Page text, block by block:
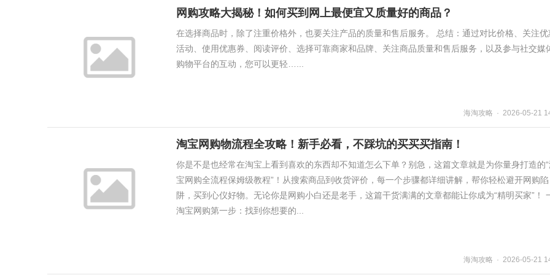
网购攻略大揭秘！如何买到网上最便宜又质量好的商品？
在选择商品时，除了注重价格外，也要关注产品的质量和售后服务。 总结：通过对比价格、关注优
活动、使用优惠券、阅读评价、选择可靠商家和品牌、关注商品质量和售后服务，以及参与社交媒
购物平台的互动，您可以更轻…...
海淘攻略 · 2026-05-21
淘宝网购物流程全攻略！新手必看，不踩坑的买买买指南！
你是不是也经常在淘宝上看到喜欢的东西却不知道怎么下单？别急，这篇文章就是为你量身打造的“
宝网购全流程保姆级教程”！从搜索商品到收货评价，每一个步骤都详细讲解，帮你轻松避开网购陷
阱，买到心仪好物。无论你是网购小白还是老手，这篇干货满满的文章都能让你成为“精明买家”！
淘宝网购第一步：找到你想要的...
海淘攻略 · 2026-05-21